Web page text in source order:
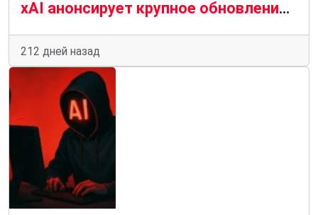
xAI анонсирует крупное обновление Grok и намекает на Grok Code CLI
212 дней назад